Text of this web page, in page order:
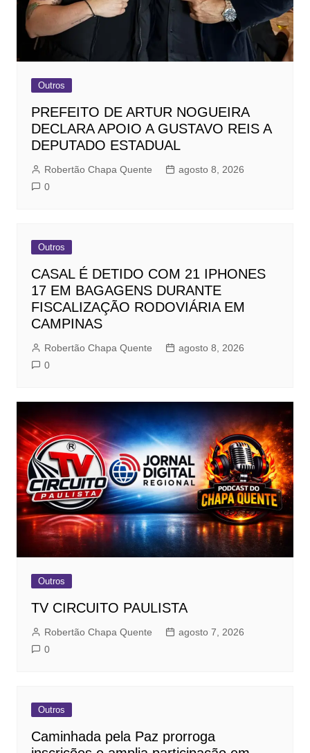
Outros
PREFEITO DE ARTUR NOGUEIRA
DECLARA APOIO A GUSTAVO REIS A
DEPUTADO ESTADUAL
Robertão Chapa Quente
agosto 8, 2026
0
Outros
CASAL É DETIDO COM 21 IPHONES
17 EM BAGAGENS DURANTE
FISCALIZAÇÃO RODOVIÁRIA EM
CAMPINAS
Robertão Chapa Quente
agosto 8, 2026
0
Outros
TV CIRCUITO PAULISTA
Robertão Chapa Quente
agosto 7, 2026
0
Outros
Caminhada pela Paz prorroga